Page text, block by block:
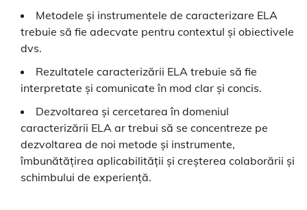
Metodele și instrumentele de caracterizare ELA
trebuie să fie adecvate pentru contextul și obiectivele
dvs.
Rezultatele caracterizării ELA trebuie să fie
interpretate și comunicate în mod clar și concis.
Dezvoltarea și cercetarea în domeniul
caracterizării ELA ar trebui să se concentreze pe
dezvoltarea de noi metode și instrumente,
îmbunătățirea aplicabilității și creșterea colaborării și
schimbului de experiență.